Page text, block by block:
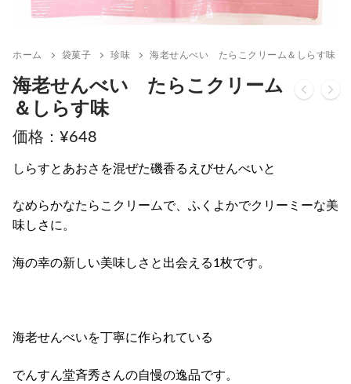
ホーム 袋菓子 珍味 海老せんべい たらこクリーム＆しらす味
海老せんべい たらこクリーム
＆しらす味
¥648
しらすとあおさを混ぜた磯香るえびせんべいと
なめらかなたらこクリームで、ふくよかでクリーミーな美
味しさに。
海の幸の新しい美味しさと出会える1枚です。
海老せんべいを丁寧に作られている
でんすん堂斉秀さんの自慢の逸品です。